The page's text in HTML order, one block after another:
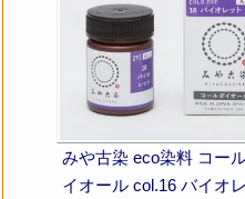
みや古染 eco染料 コー
イオール col.16 バイオ